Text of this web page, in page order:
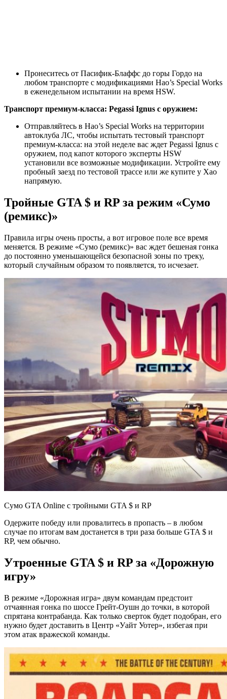
Пронеситесь от Пасифик-Блаффс до горы Гордо на
любом транспорте с модификациями Hao’s Special Works
в еженедельном испытании на время HSW.
Транспорт премиум-класса: Pegassi Ignus с оружием:
Отправляйтесь в Hao’s Special Works на территории
автоклуба ЛС, чтобы испытать тестовый транспорт
премиум-класса: на этой неделе вас ждет Pegassi Ignus с
оружием, под капот которого эксперты HSW
установили все возможные модификации. Устройте ему
пробный заезд по тестовой трассе или же купите у Хао
напрямую.
Тройные GTA $ и RP за режим «Сумо
(ремикс)»
Правила игры очень просты, а вот игровое поле все время
меняется. В режиме «Сумо (ремикс)» вас ждет бешеная гонка
до постоянно уменьшающейся безопасной зоны по треку,
который случайным образом то появляется, то исчезает.
Сумо GTA Online с тройными GTA $ и RP
Одержите победу или провалитесь в пропасть – в любом
случае по итогам вам достанется в три раза больше GTA $ и
RP, чем обычно.
Утроенные GTA $ и RP за «Дорожную
игру»
В режиме «Дорожная игра» двум командам предстоит
отчаянная гонка по шоссе Грейт-Оушн до точки, в которой
спрятана контрабанда. Как только сверток будет подобран, его
нужно будет доставить в Центр «Уайт Уотер», избегая при
этом атак вражеской команды.